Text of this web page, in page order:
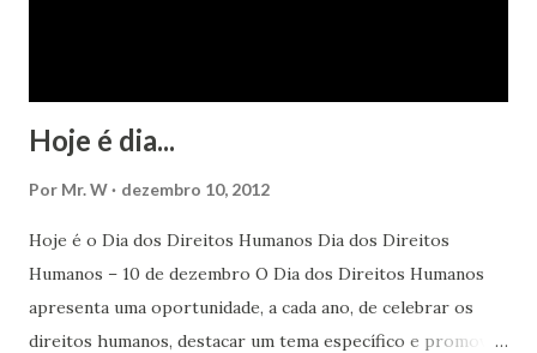
Hoje é dia...
Por Mr. W dezembro 10, 2012
Hoje é o Dia dos Direitos Humanos Dia dos Direitos
Humanos – 10 de dezembro O Dia dos Direitos Humanos
apresenta uma oportunidade, a cada ano, de celebrar os
direitos humanos, destacar um tema específico e promover